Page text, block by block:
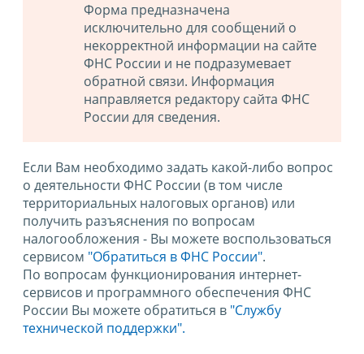
Форма предназначена
исключительно для сообщений о
некорректной информации на сайте
ФНС России и не подразумевает
обратной связи. Информация
направляется редактору сайта ФНС
России для сведения.
Если Вам необходимо задать какой-либо вопрос
о деятельности ФНС России (в том числе
территориальных налоговых органов) или
получить разъяснения по вопросам
налогообложения - Вы можете воспользоваться
сервисом "Обратиться в ФНС России".
По вопросам функционирования интернет-
сервисов и программного обеспечения ФНС
России Вы можете обратиться в "Службу
технической поддержки".